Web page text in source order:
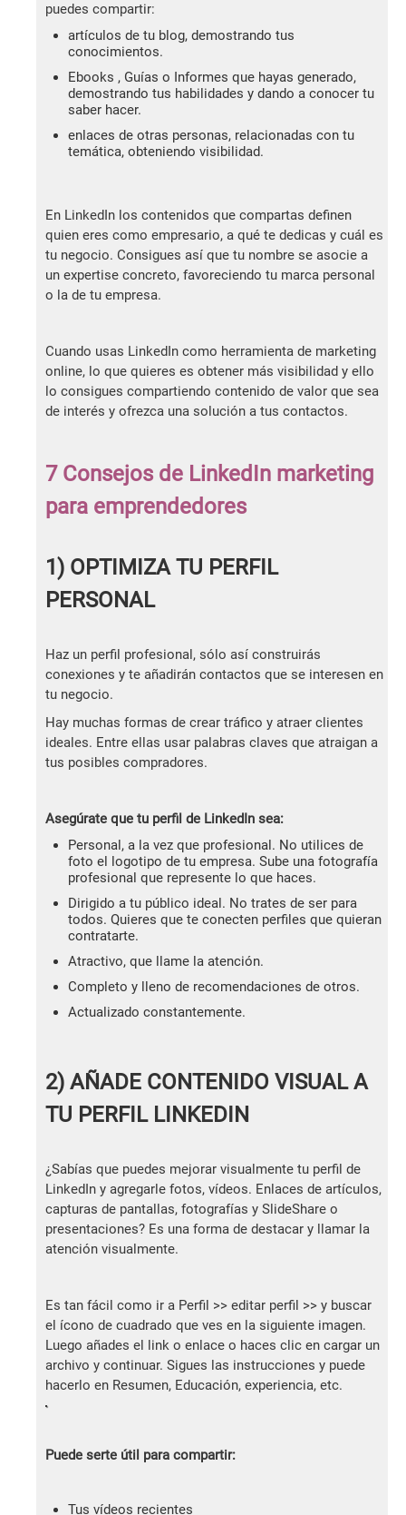
puedes compartir:
artículos de tu blog, demostrando tus
conocimientos.
Ebooks , Guías o Informes que hayas generado,
demostrando tus habilidades y dando a conocer tu
saber hacer.
enlaces de otras personas, relacionadas con tu
temática, obteniendo visibilidad.
En LinkedIn los contenidos que compartas definen
quien eres como empresario, a qué te dedicas y cuál es
tu negocio. Consigues así que tu nombre se asocie a
un expertise concreto, favoreciendo tu marca personal
o la de tu empresa.
Cuando usas LinkedIn como herramienta de marketing
online, lo que quieres es obtener más visibilidad y ello
lo consigues compartiendo contenido de valor que sea
de interés y ofrezca una solución a tus contactos.
7 Consejos de LinkedIn marketing
para emprendedores
1) OPTIMIZA TU PERFIL
PERSONAL
Haz un perfil profesional, sólo así construirás
conexiones y te añadirán contactos que se interesen en
tu negocio.
Hay muchas formas de crear tráfico y atraer clientes
ideales. Entre ellas usar palabras claves que atraigan a
tus posibles compradores.
Asegúrate que tu perfil de LinkedIn sea:
Personal, a la vez que profesional. No utilices de
foto el logotipo de tu empresa. Sube una fotografía
profesional que represente lo que haces.
Dirigido a tu público ideal. No trates de ser para
todos. Quieres que te conecten perfiles que quieran
contratarte.
Atractivo, que llame la atención.
Completo y lleno de recomendaciones de otros.
Actualizado constantemente.
2) AÑADE CONTENIDO VISUAL A
TU PERFIL LINKEDIN
¿Sabías que puedes mejorar visualmente tu perfil de
LinkedIn y agregarle fotos, vídeos. Enlaces de artículos,
capturas de pantallas, fotografías y SlideShare o
presentaciones? Es una forma de destacar y llamar la
atención visualmente.
Es tan fácil como ir a Perfil >> editar perfil >> y buscar
el ícono de cuadrado que ves en la siguiente imagen.
Luego añades el link o enlace o haces clic en cargar un
archivo y continuar. Sigues las instrucciones y puede
hacerlo en Resumen, Educación, experiencia, etc.
Puede serte útil para compartir:
Tus vídeos recientes